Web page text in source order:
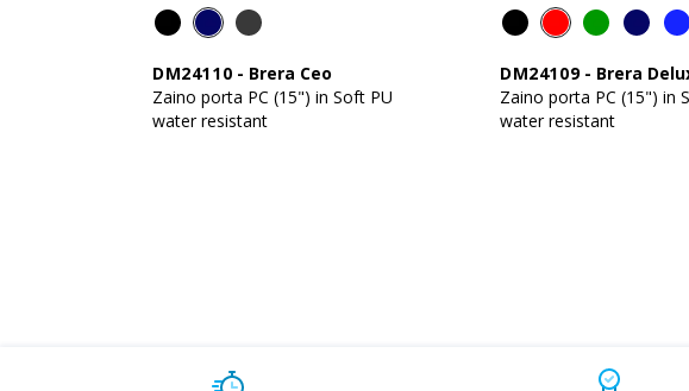
DM24110 - Brera Ceo
Zaino porta PC (15") in Soft PU
water resistant
DM24109- Brera
Zaino porta PC (15") in
water resistant